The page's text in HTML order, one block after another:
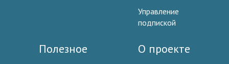
Управление
подпиской
Полезное О проекте